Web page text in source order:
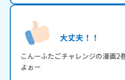
大丈夫！！
こんーふたごチャレンジの漫画
よぉー